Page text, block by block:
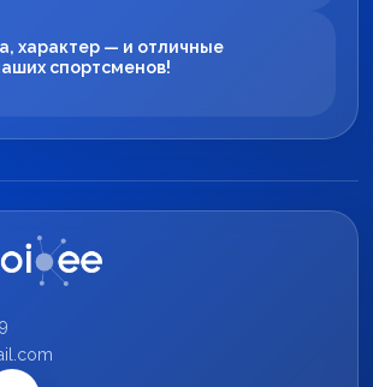
характер — и отличные
спортсменов!